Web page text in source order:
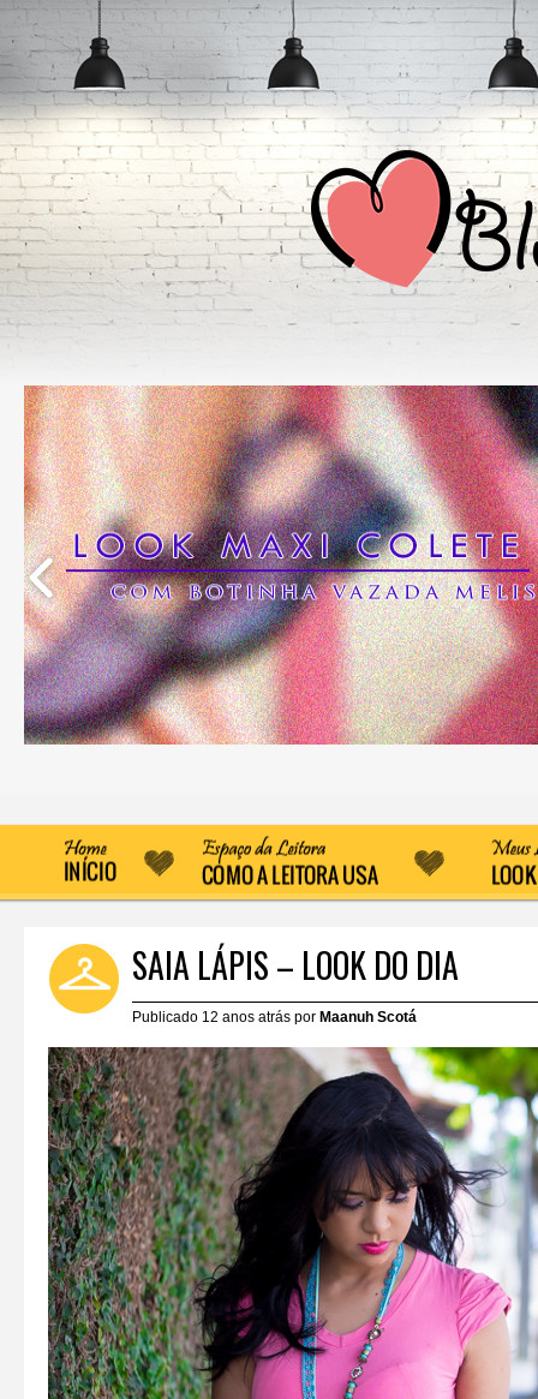
SAIA LÁPIS – LOOK DO DIA
Publicado 12 anos atrás por Maanuh Scotá